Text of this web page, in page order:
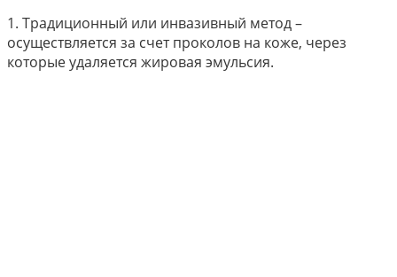
1. Традиционный или инвазивный метод –
осуществляется за счет проколов на коже, через
которые удаляется жировая эмульсия.